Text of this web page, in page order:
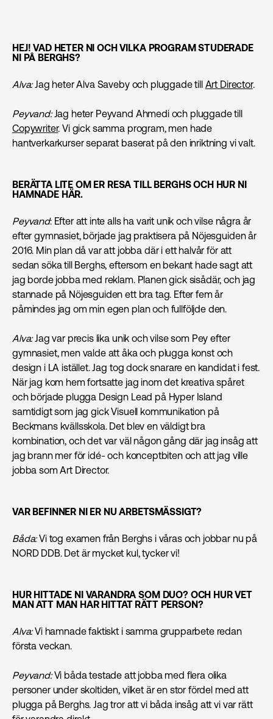
HEJ! VAD HETER NI OCH VILKA PROGRAM STUDERADE
NI PÅ BERGHS?
Alva:Jag heter Alva Saveby och pluggade till Art Director.
Peyvand:Jag heter Peyvand Ahmedi och pluggade till
Copywriter. Vi gick samma program, men hade
hantverkarkurser separat baserat på den inriktning vi valt.
BERÄTTA LITE OM ER RESA TILL BERGHS OCH HUR NI
HAMNADE HÄR.
Peyvand: Efter att inte alls ha varit unik och vilse några år
efter gymnasiet, började jag praktisera på Nöjesguiden år
2016. Min plan då var att jobba där i ett halvår för att
sedan söka till Berghs, eftersom en bekant hade sagt att
jag borde jobba med reklam. Planen gick sisådär, och jag
stannade på Nöjesguiden ett bra tag. Efter fem år
påmindes jag om min egen plan och fullföljde den.
Alva:Jag var precis lika unik och vilse som Pey efter
gymnasiet, men valde att åka och plugga konst och
design i LA istället. Jag tog dock snarare en kandidat i fest.
När jag kom hem fortsatte jag inom det kreativa spåret
och började plugga Design Lead på Hyper Island
samtidigt som jag gick Visuell kommunikation på
Beckmans kvällsskola. Det blev en väldigt bra
kombination, och det var väl någon gång där jag insåg att
jag brann mer för idé- och konceptbiten och att jag ville
jobba som Art Director.
VAR BEFINNER NI ER NU ARBETSMÄSSIGT?
Båda:Vi tog examen från Berghs i våras och jobbar nu på
NORD DDB. Det är mycket kul, tycker vi!
HUR HITTADE NI VARANDRA SOM DUO? OCH HUR VET
MAN ATT MAN HAR HITTAT RÄTT PERSON?
Alva:Vi hamnade faktiskt i samma grupparbete redan
första veckan.
Peyvand:Vi båda testade att jobba med flera olika
personer under skoltiden, vilket är en stor fördel med att
plugga på Berghs. Jag tror att vi båda insåg att vi var rätt